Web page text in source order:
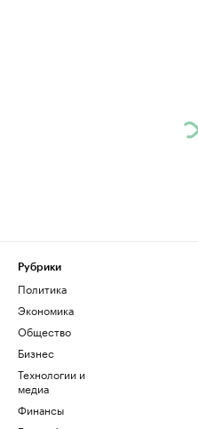
Рубрики
Политика
Экономика
Общество
Бизнес
Технологии и
медиа
Финансы